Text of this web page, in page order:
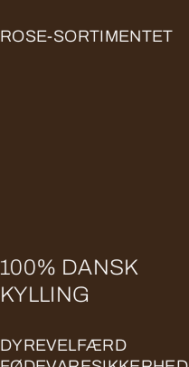
ROSE-SORTIMENTET
100% DANSK
KYLLING
DYREVELFÆRD